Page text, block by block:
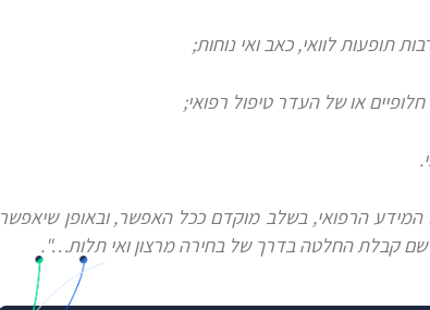
תופעות לוואי, כאב ואי נוחות;
חלופיים או של העדר טיפול רפואי;
הרפואי, בשלב מוקדם ככל האפשר, ובאופן שיאפשר
קבלת החלטה בדרך של בחירה מרצון ואי תלות…".